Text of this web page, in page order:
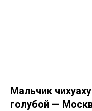
Мальчик
голубой —